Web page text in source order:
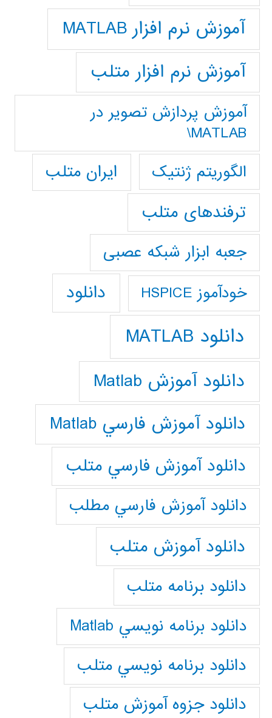
آموزش نرم افزار MATLAB
آموزش نرم افزار متلب
آموزش پردازش تصوير در
MATLAB\
الگوریتم ژنتیک
ایران متلب
ترفندهای متلب
جعبه ابزار شبکه عصبی
خودآموز HSPICE دانلود
دانلود MATLAB
دانلود آموزش Matlab
دانلود آموزش فارسي Matlab
دانلود آموزش فارسي متلب
دانلود آموزش فارسي مطلب
دانلود آموزش متلب
دانلود برنامه متلب
دانلود برنامه نويسي Matlab
دانلود برنامه نويسي متلب
دانلود جزوه آموزش متلب